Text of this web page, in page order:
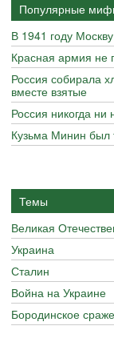
Популярные
В 1941 году
Красная армия не
Россия собирала
вместе взятые
Россия никогда ни
Кузьма Минин был
Темы
Великая
Украина
Сталин
Война на Украине
Бородинское